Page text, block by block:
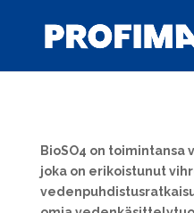
BioSO4 on toimintansa
joka on erikoistunut